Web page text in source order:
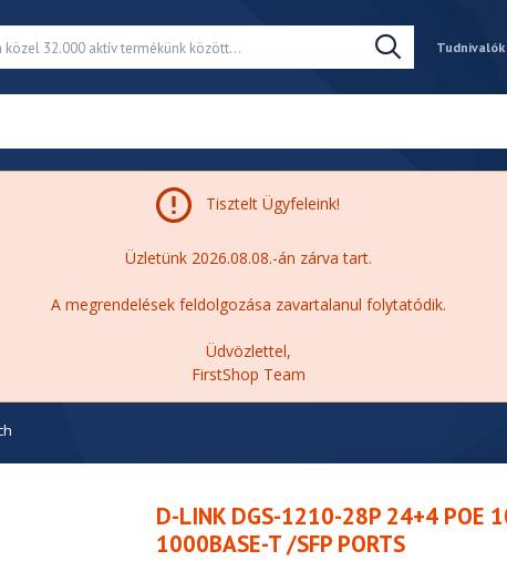
Tudnivalók
Tisztelt Ügyfeleink!
Üzletünk 2026.08.08.-án zárva tart.
A megrendelések feldolgozása zavartalanul folytatódik.
Üdvözlettel,
FirstShop Team
D-LINK DGS-1210-28P 24+4 POE
1000BASE-T /SFP PORTS